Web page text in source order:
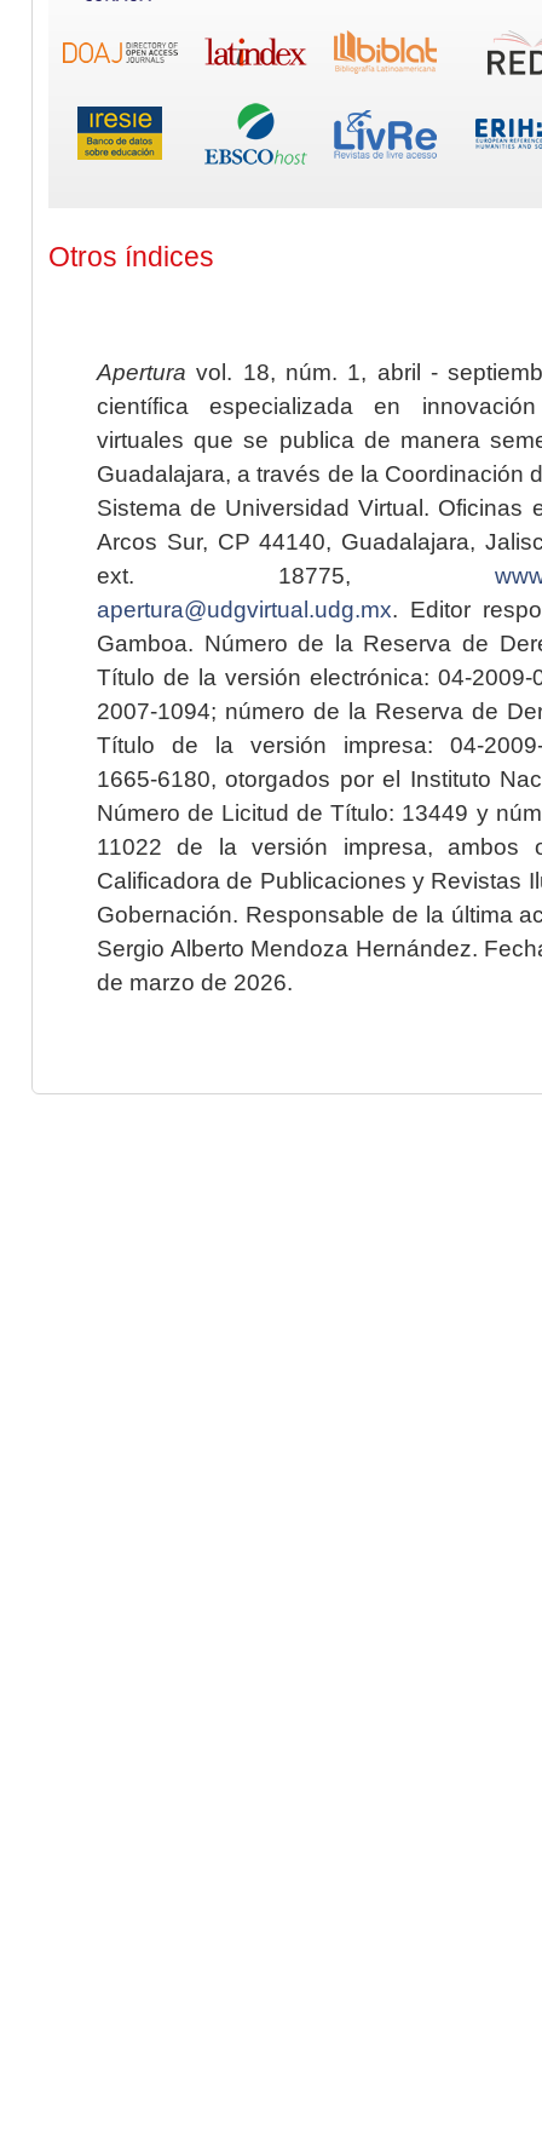
Otros índices
Apertura vol. 18, núm. 1, abril -
científica especializada en
virtuales que se publica de manera
Guadalajara, a través de la Coordinación
Sistema de Universidad Virtual. Oficinas
Arcos Sur, CP 44140, Guadalajara,
ext. 18775,
apertura@udgvirtual.udg.mx. Editor
Gamboa. Número de la Reserva de
Título de la versión electrónica: 04-2009-
2007-1094; número de la Reserva de
Título de la versión impresa: 04-2009-
1665-6180, otorgados por el Instituto
Número de Licitud de Título: 13449 y
11022 de la versión impresa, ambos
Calificadora de Publicaciones y Revistas
Gobernación. Responsable de la última
Sergio Alberto Mendoza Hernández.
de marzo de 2026.